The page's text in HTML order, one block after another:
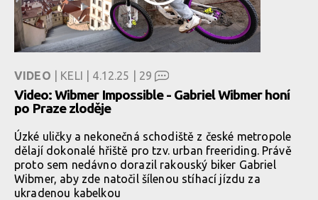
VIDEO | KELI | 4.12.25 | 29
Video: Wibmer Impossible - Gabriel Wibmer honí
po Praze zloděje
Úzké uličky a nekonečná schodiště z české metropole
dělají dokonalé hřiště pro tzv. urban freeriding. Právě
proto sem nedávno dorazil rakouský biker Gabriel
Wibmer, aby zde natočil šílenou stíhací jízdu za
ukradenou kabelkou